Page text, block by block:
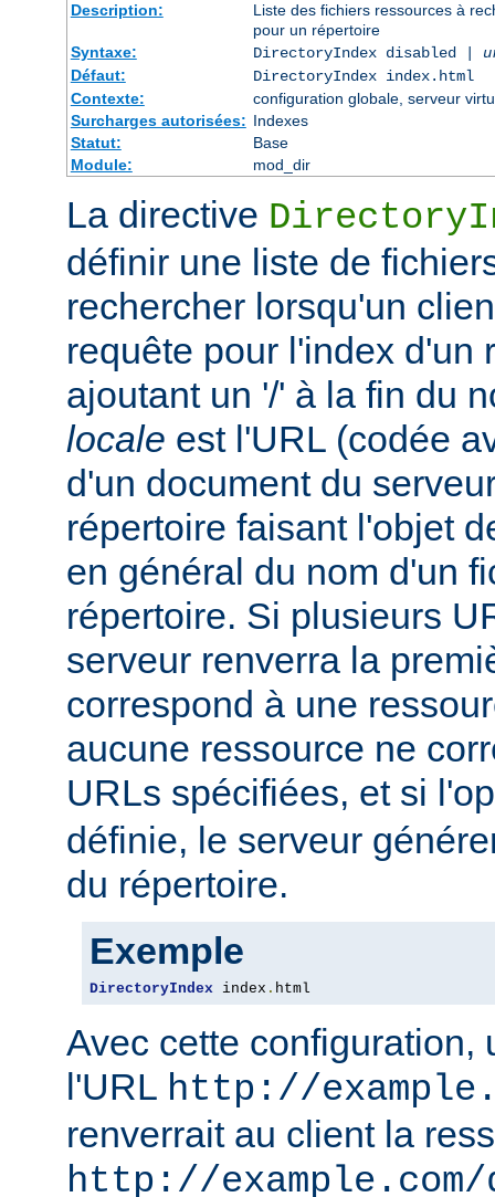
Description:
Liste des fichiers ressources à
pour un répertoire
Syntaxe:
DirectoryIndex disabled |
Défaut:
DirectoryIndex index.html
Contexte:
configuration globale, serveur
Surcharges autorisées: Indexes
Statut:
Base
Module:
mod_dir
La directive
définir une liste de
rechercher lorsqu'un
requête pour l'index d'un
ajoutant un '/' à la fin du
locale est l'URL (codée
d'un document du
répertoire faisant l'objet
en général du nom d'un
répertoire. Si plusieurs
serveur renverra la
correspond à une
aucune ressource ne
URLs spécifiées, et si
définie, le serveur
du répertoire.
Exemple
DirectoryIndex index . html
Avec cette configuration,
l'URL http://
renverrait au client la
http://